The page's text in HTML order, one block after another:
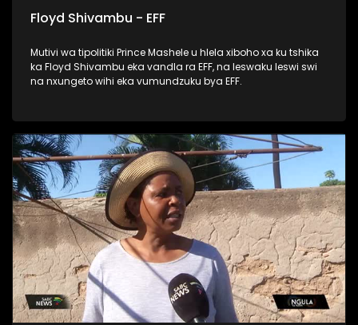
Floyd Shivambu - EFF
Mutivi wa tipolitiki Prince Mashele u hlela xiboho xa ku tshika
ka Floyd Shivambu eka vandla ra EFF, na leswaku leswi swi
na nxungeto wihi eka vumundzuku bya EFF.